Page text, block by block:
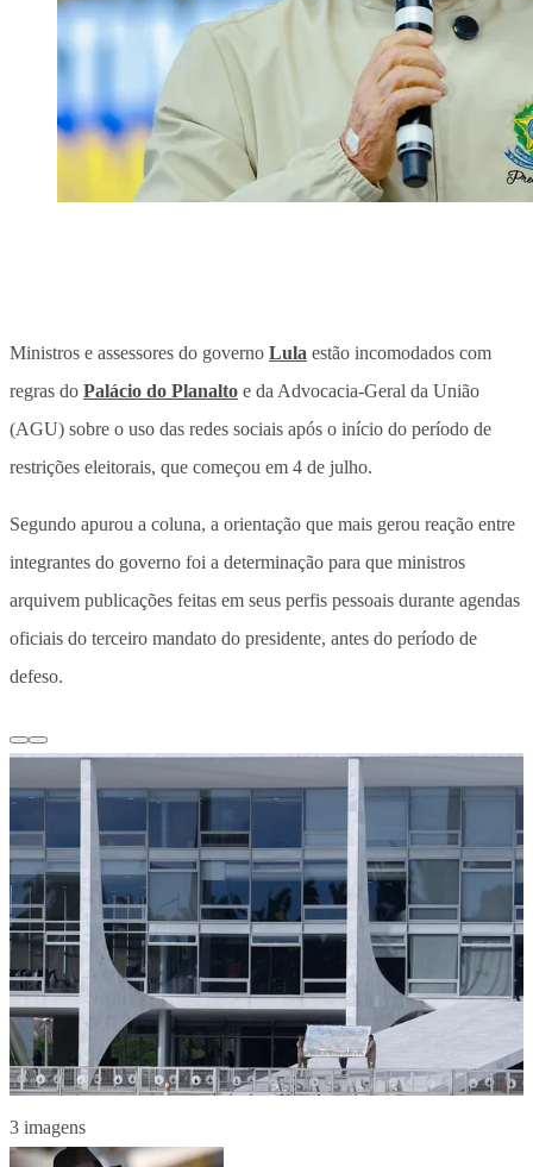
Ministros e assessores do governo Lula estão incomodados com
regras do Palácio do Planalto e da Advocacia-Geral da União
(AGU) sobre o uso das redes sociais após o início do período de
restrições eleitorais, que começou em 4 de julho.
Segundo apurou a coluna, a orientação que mais gerou reação entre
integrantes do governo foi a determinação para que ministros
arquivem publicações feitas em seus perfis pessoais durante agendas
oficiais do terceiro mandato do presidente, antes do período de
defeso.
3 imagens